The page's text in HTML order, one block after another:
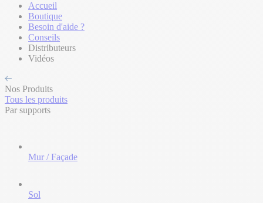
Accueil
Boutique
Besoin d'aide ?
Conseils
Distributeurs
Vidéos
Nos Produits
Tous les produits
Par supports
Mur / Façade
Sol